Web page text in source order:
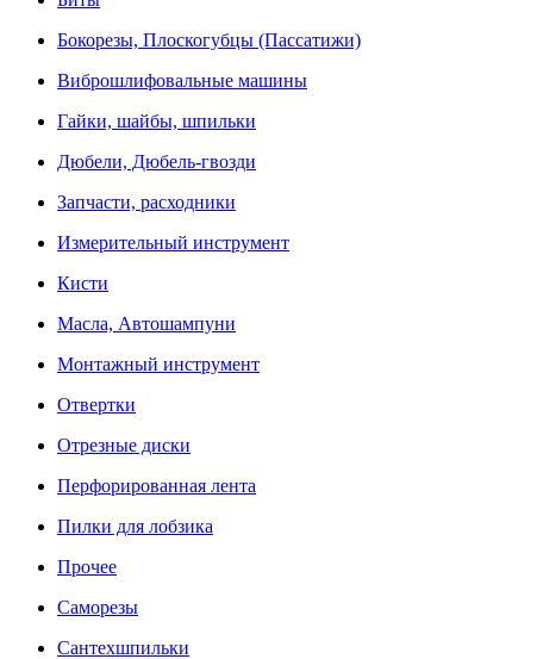
Бокорезы, Плоскогубцы (Пассатижи)
Виброшлифовальные машины
Гайки, шайбы, шпильки
Дюбели, Дюбель-гвозди
Запчасти, расходники
Измерительный инструмент
Кисти
Масла, Автошампуни
Монтажный инструмент
Отвертки
Отрезные диски
Перфорированная лента
Пилки для лобзика
Прочее
Саморезы
Сантехшпильки